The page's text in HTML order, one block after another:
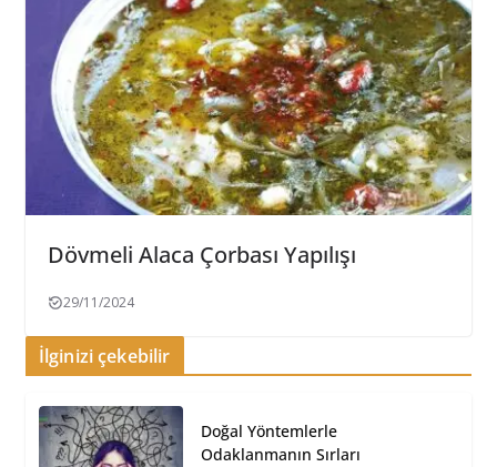
Dövmeli Alaca Çorbası Yapılışı
29/11/2024
İlginizi çekebilir
Doğal Yöntemlerle
Odaklanmanın Sırları